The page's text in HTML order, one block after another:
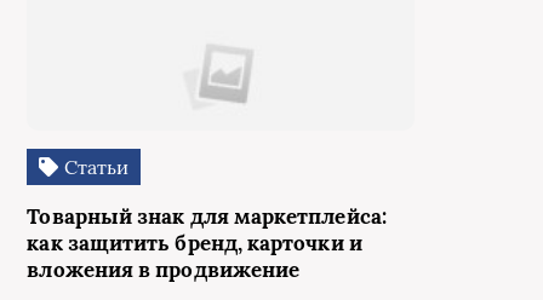
Статьи
Товарный знак для маркетплейса:
как защитить бренд, карточки и
вложения в продвижение